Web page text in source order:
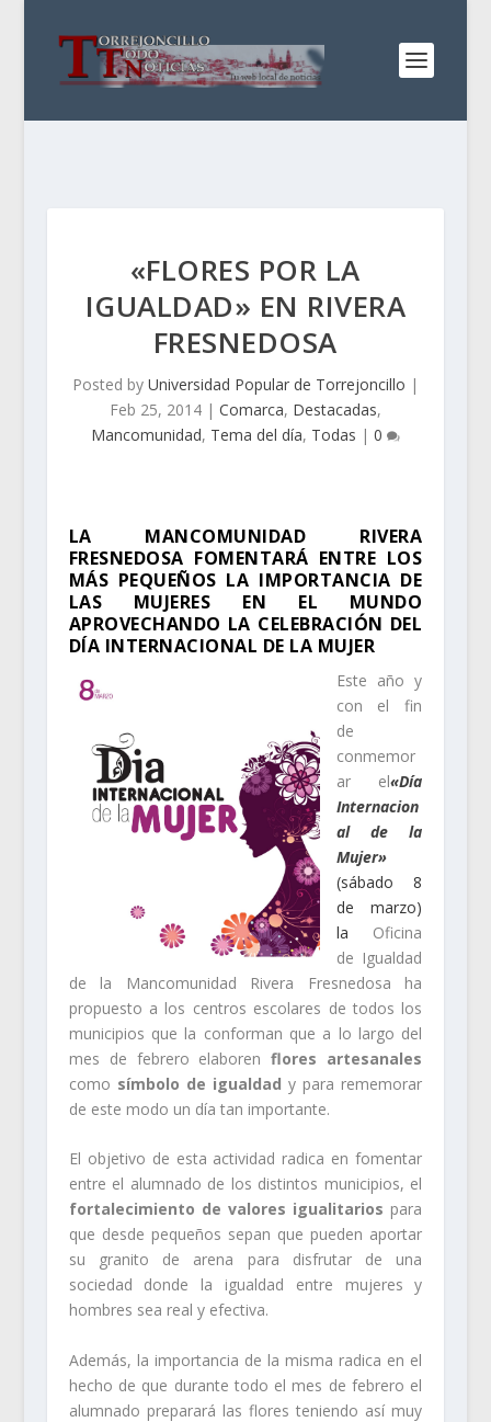
«FLORES POR LA
IGUALDAD» EN RIVERA
FRESNEDOSA
Posted by Universidad Popular de Torrejoncillo |
Feb 25, 2014| Comarca, Destacadas,
Mancomunidad, Tema del día, Todas | 0
LA MANCOMUNIDAD RIVERA
FRESNEDOSA FOMENTARÁ ENTRE LOS
MÁS PEQUEÑOS LA IMPORTANCIA DE
LAS MUJERES EN EL MUNDO
APROVECHANDO LA CELEBRACIÓN DEL
DÍA INTERNACIONAL DE LA MUJER
Este año y
con el fin
de
conmemor
ar el«Día
Internacion
al de la
Mujer»
(sábado 8
de marzo)
la Oficina
de Igualdad
de la Mancomunidad Rivera Fresnedosa ha
propuesto a los centros escolares de todos los
municipios que la conforman que a lo largo del
mes de febrero elaborenflores artesanales
como símbolo de igualdad y para rememorar
de este modo un día tan importante.
El objetivo de esta actividad radica en fomentar
entre el alumnado de los distintos municipios, el
fortalecimiento de valores igualitarios para
que desde pequeños sepan que pueden aportar
su granito de arena para disfrutar de una
sociedad donde la igualdad entre mujeres y
hombres sea real y efectiva.
Además, la importancia de la misma radica en el
hecho de que durante todo el mes de febrero el
alumnado preparará las flores teniendo así muy